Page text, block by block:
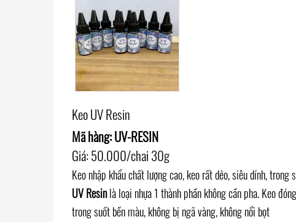
Keo UV Resin
Mã hàng: UV-RESIN
Giá: 50.000/chai 30g
Keo nhập khẩu chất lượng cao, keo rất dẻo, siêu dính, trong
UV Resinlà loại nhựa 1 thành phần không cần pha. Keo
trong suốt bền màu, không bị ngã vàng, không nổi bọt